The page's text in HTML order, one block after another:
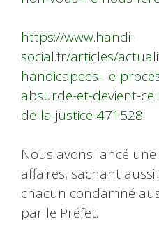
https://www.handi-
social.fr/articles/
handicapees–le-
absurde-et-devient-
de-la-justice-471528
Nous avons lancé
affaires, sachant
chacun condamné
par le Préfet.